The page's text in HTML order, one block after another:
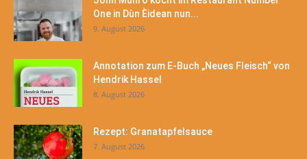
One in Dùn Èidean nun...
9. August 2026
Annotation zum E-Buch „Neues Fleisch“ von
Hendrik Hassel
8. August 2026
Rezept: Granatapfelsauce
7. August 2026